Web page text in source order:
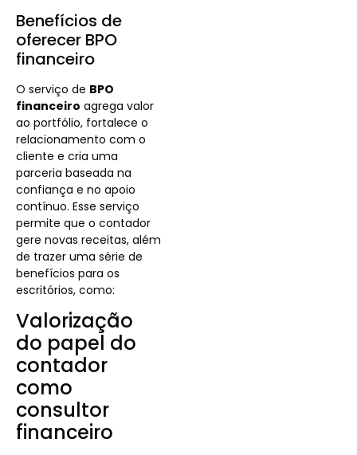
Benefícios de
oferecer BPO
financeiro
O serviço de BPO
financeiro agrega valor
ao portfólio, fortalece o
relacionamento com o
cliente e cria uma
parceria baseada na
confiança e no apoio
contínuo. Esse serviço
permite que o contador
gere novas receitas, além
de trazer uma série de
benefícios para os
escritórios, como:
Valorização
do papel do
contador
como
consultor
financeiro